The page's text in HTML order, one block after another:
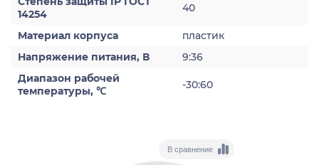
14254
40
Материал корпуса
пластик
Напряжение питания, В
9:36
Диапазон рабочей
температуры, ℃
-30:60
В сравнение